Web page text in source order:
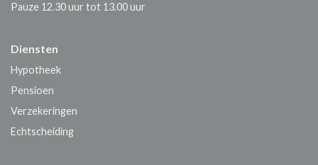
Pauze 12.30 uur tot 13.00 uur
Diensten
Hypotheek
Pensioen
Verzekeringen
Echtscheiding